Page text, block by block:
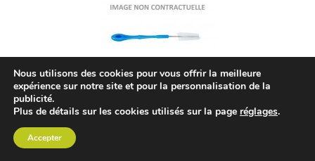
Poussoir
Nous utilisons des cookies pour vous offrir la meilleure
expérience sur notre site et pour la personnalisation de la
publicité.
Plus de détails sur les cookies utilisés sur la page réglages.
Accepter